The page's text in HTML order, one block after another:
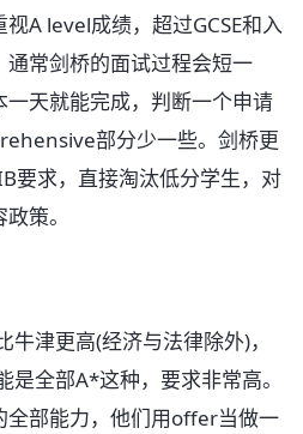
A level成绩，超过GCSE和入
常剑桥的面试过程会短一
天就能完成，判断一个申请
部分少一些。剑桥更
要求，直接淘汰低分学生，对
策。
津更高(经济与法律除外)，
全部A*这种，要求非常高。
全部能力，他们用offer当做一